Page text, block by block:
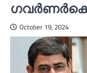
October 19, 2024